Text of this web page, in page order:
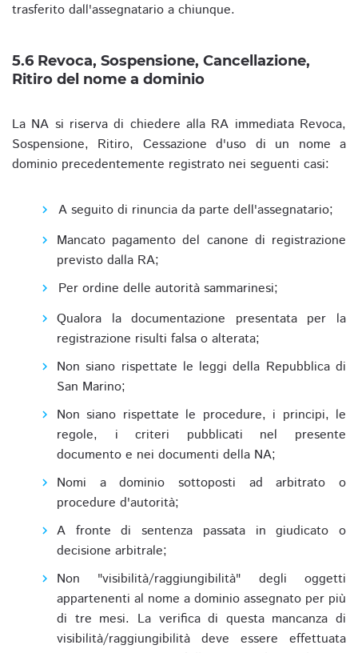
trasferito dall'assegnatario a chiunque.
5.6 Revoca, Sospensione, Cancellazione,
Ritiro del nome a dominio
La NA si riserva di chiedere alla RA immediata Revoca,
Sospensione, Ritiro, Cessazione d'uso di un nome a
dominio precedentemente registrato nei seguenti casi:
A seguito di rinuncia da parte dell'assegnatario;
Mancato pagamento del canone di registrazione
previsto dalla RA;
Per ordine delle autorità sammarinesi;
Qualora la documentazione presentata per la
registrazione risulti falsa o alterata;
Non siano rispettate le leggi della Repubblica di
San Marino;
Non siano rispettate le procedure, i principi, le
regole, i criteri pubblicati nel presente
documento e nei documenti della NA;
Nomi a dominio sottoposti ad arbitrato o
procedure d'autorità;
A fronte di sentenza passata in giudicato o
decisione arbitrale;
Non "visibilità/raggiungibilità" degli oggetti
appartenenti al nome a dominio assegnato per più
di tre mesi. La verifica di questa mancanza di
visibilità/raggiungibilità deve essere effettuata